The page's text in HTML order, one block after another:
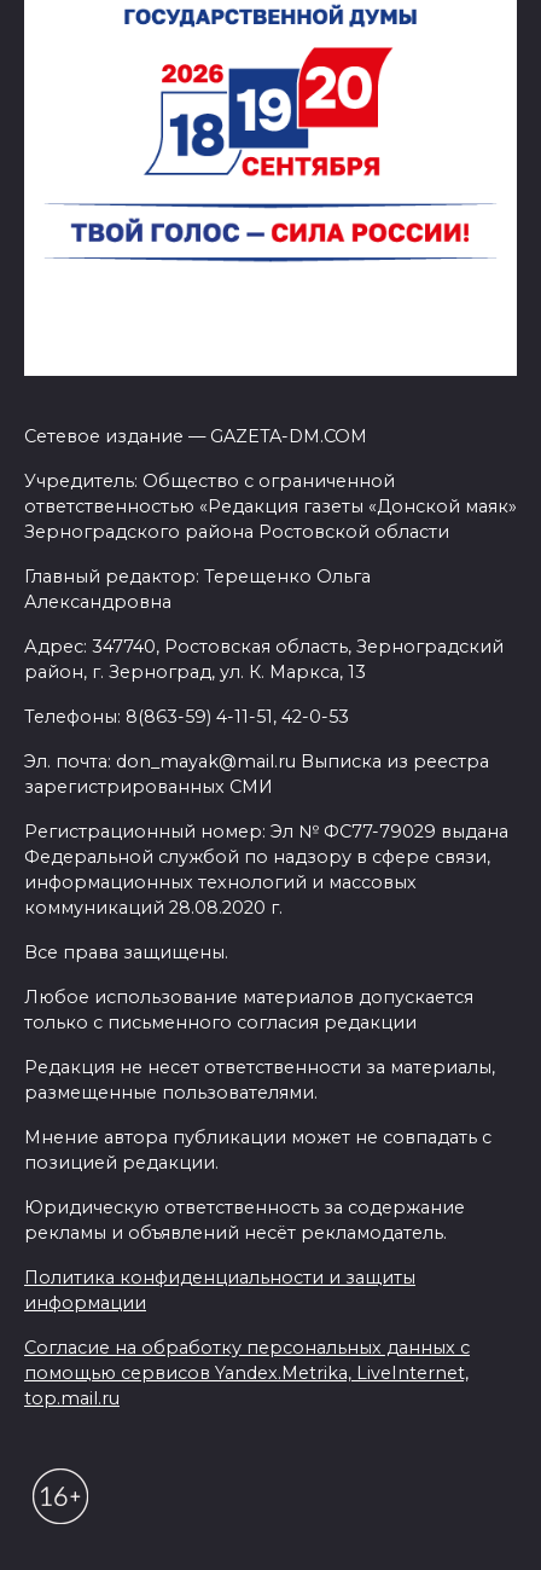
Сетевое издание — GAZETA-DM.COM
Учредитель: Общество с ограниченной
ответственностью «Редакция газеты «Донской маяк»
Зерноградского района Ростовской области
Главный редактор: Терещенко Ольга
Александровна
Адрес: 347740, Ростовская область, Зерноградский
район, г. Зерноград, ул. К. Маркса, 13
Телефоны: 8(863-59) 4-11-51, 42-0-53
Эл. почта: don_mayak@mail.ru Выписка из реестра
зарегистрированных СМИ
Регистрационный номер: Эл № ФС77-79029 выдана
Федеральной службой по надзору в сфере связи,
информационных технологий и массовых
коммуникаций 28.08.2020 г.
Все права защищены.
Любое использование материалов допускается
только с письменного согласия редакции
Редакция не несет ответственности за материалы,
размещенные пользователями.
Мнение автора публикации может не совпадать с
позицией редакции.
Юридическую ответственность за содержание
рекламы и объявлений несёт рекламодатель.
Политика конфиденциальности и защиты
информации
Согласие на обработку персональных данных с
помощью сервисов Yandex.Metrika, LiveInternet,
top.mail.ru